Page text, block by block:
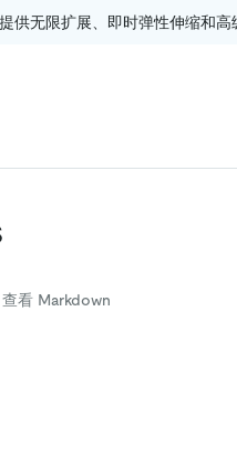
供无限扩展、即时弹性伸缩和高
查看 Markdown